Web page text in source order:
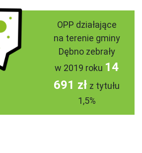
OPP działające
na terenie gminy
Dębno zebrały
w 2019 roku 14
691 zł z tytułu
1,5%